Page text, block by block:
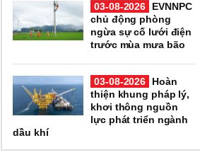
03-08-2026
EVNNPC
chủ động phòng
ngừa sự cố lưới điện
trước mùa mưa bão
03-08-2026
Hoàn
thiện khung pháp lý,
khơi thông nguồn
lực phát triển ngành
dầu khí